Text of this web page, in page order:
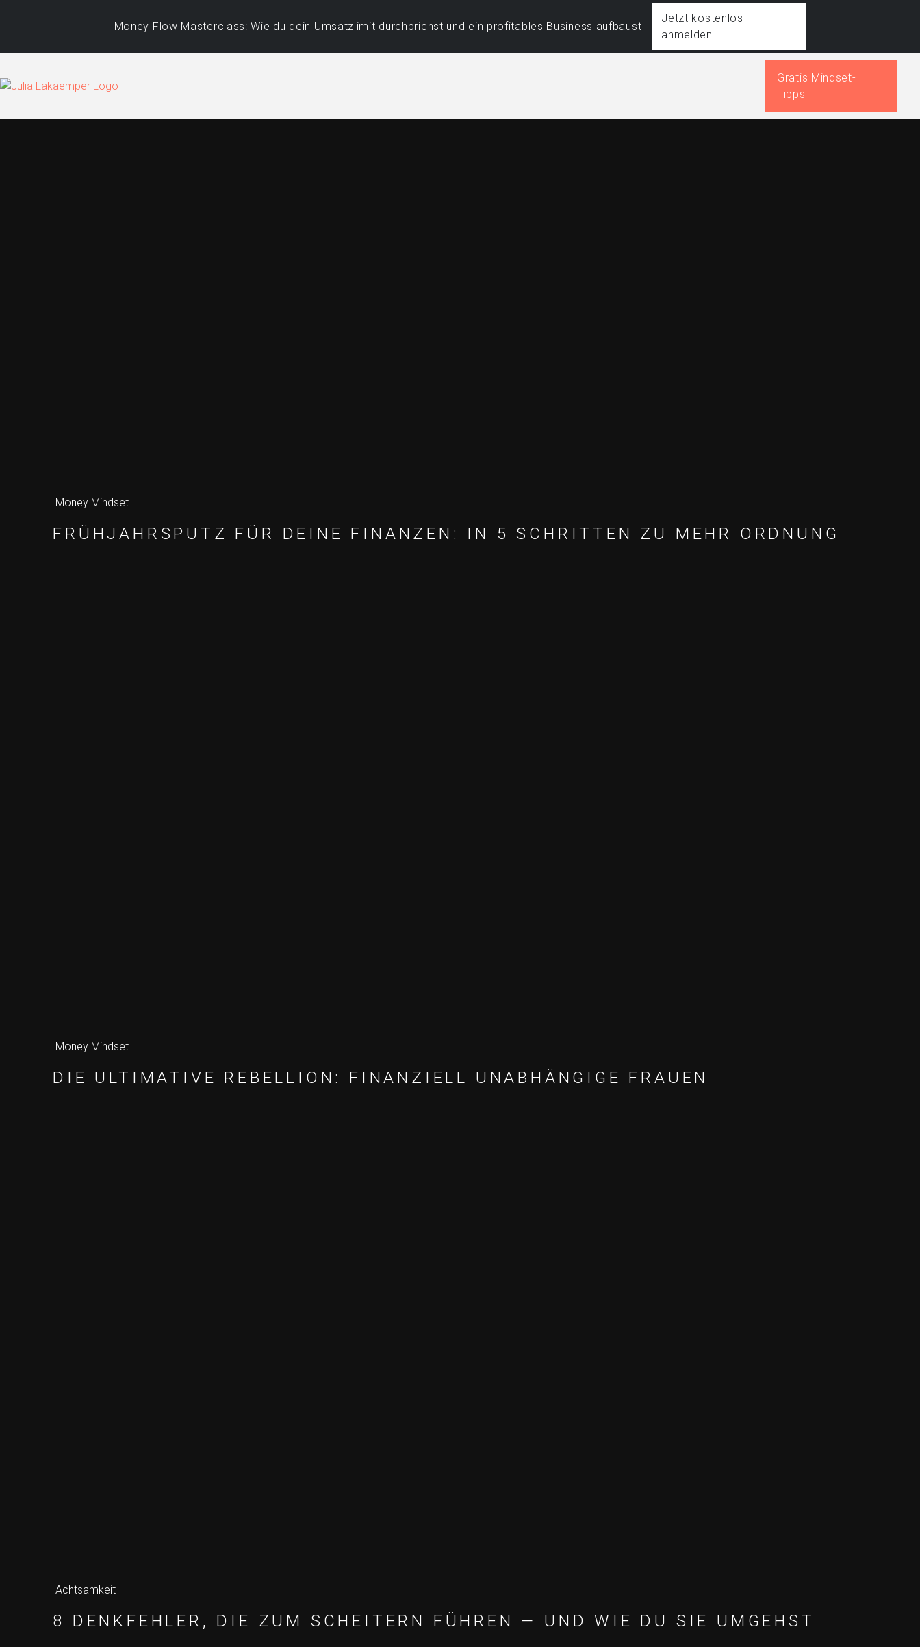
Money Flow Masterclass: Wie du dein Umsatzlimit durchbrichst und ein profitables Business aufbaust
Jetzt kostenlos
anmelden
Gratis Mindset-
Tipps
Money Mindset
FRÜHJAHRSPUTZ FÜR DEINE FINANZEN: IN 5 SCHRITTEN ZU MEHR ORDNUNG
Money Mindset
DIE ULTIMATIVE REBELLION: FINANZIELL UNABHÄNGIGE FRAUEN
Achtsamkeit
8 DENKFEHLER, DIE ZUM SCHEITERN FÜHREN — UND WIE DU SIE UMGEHST